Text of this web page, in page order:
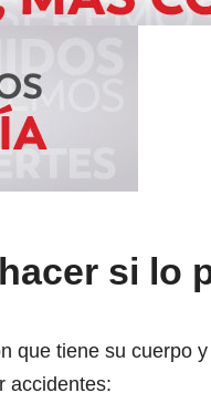
si lo
que tiene su cuerpo
accidentes: